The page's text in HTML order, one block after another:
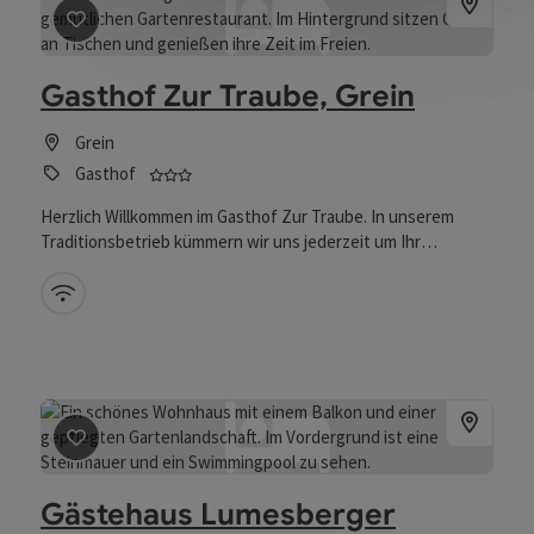
Beitrag merken: Gasthof Zur Traube, Grein
Gasthof Zur Traube, Grein
Grein
Gasthof
3 Sterne - geprüfter und ausgezeichneter
Herzlich Willkommen im Gasthof Zur Traube. In unserem
Traditionsbetrieb kümmern wir uns jederzeit um Ihr
Mühlviertler Gastlichkeit. Unser ruhig gelegenes Haus am
W-Lan (kostenlos)
Beitrag merken: Gästehaus Lumesberger
Gästehaus Lumesberger